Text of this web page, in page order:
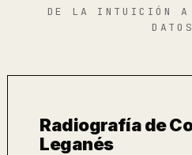
DE LA INTUICIÓN
Radiografía de
Leganés